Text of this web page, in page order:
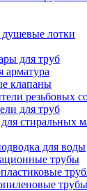
лотки
для труб
арматура
клапаны
резьбовых
для труб
стиральных
для воды
трубы
трубы